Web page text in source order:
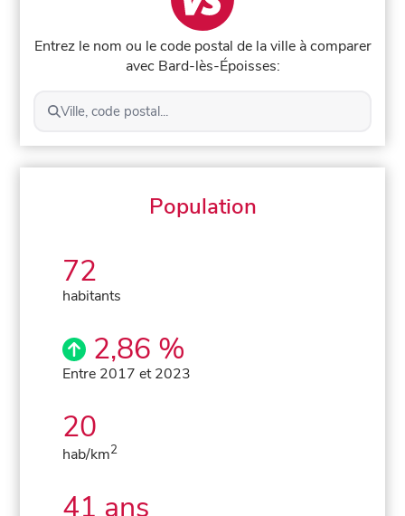
Entrez le nom ou le code postal de la ville à comparer
avec Bard-lès-Époisses:
Ville, code postal...
Population
72
habitants
2,86 %
Entre 2017 et 2023
20
hab/km2
41 ans